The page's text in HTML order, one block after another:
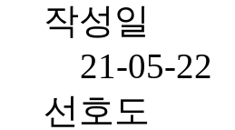
작성일
21-05-22
선호도